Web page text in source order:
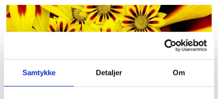
Samtykke Detaljer Om